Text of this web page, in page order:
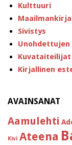
Kulttuuri
Sivistys
Kuvataiteilijat
Kirjallinen
AVAINSANAT
Aamulehti
Kivi Ateena